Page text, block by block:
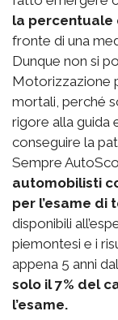
la percentuale
fronte di una
Dunque non si
Motorizzazione
mortali, perché
rigore alla guida
conseguire la
Sempre
automobilisti
per l’esame di
disponibili
piemontesi e i
appena 5 anni
solo il 7% del
l’esame.